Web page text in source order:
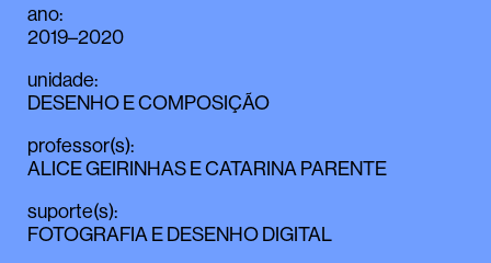
ano:
2019–2020
unidade:
DESENHO E COMPOSIÇÃO
professor(s):
ALICE GEIRINHASECATARINA PARENTE
suporte(s):
FOTOGRAFIA E DESENHO DIGITAL